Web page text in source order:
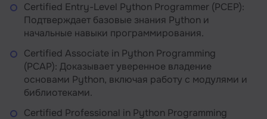
Certified Entry-Level Python Programmer (PCEP):
Подтверждает базовые знания Python и
начальные навыки программирования.
Certified Associate in Python Programming
(PCAP): Доказывает уверенное владение
основами Python, включая работу с модулями и
библиотеками.
Certified Professional in Python Programming